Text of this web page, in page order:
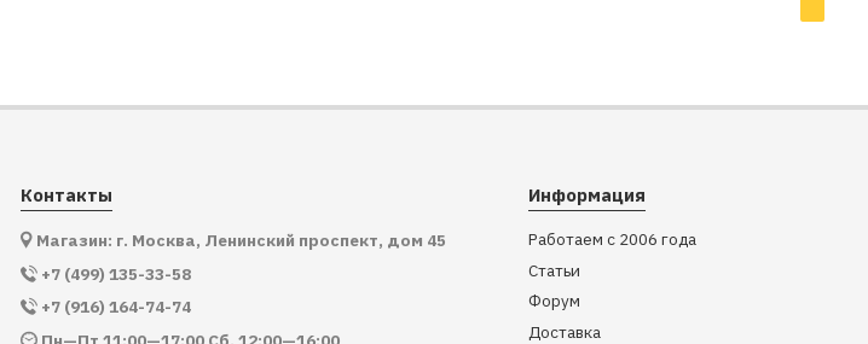
Контакты
Магазин: г. Москва, Ленинский проспект, дом 45
+7 (499) 135-33-58
+7 (916) 164-74-74
Информация
Работаем с 2006 года
Статьи
Форум
Доставка